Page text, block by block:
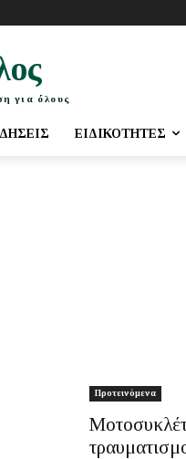
για όλους
ΕΙΔΙΚΌΤΗΤΕΣ
Προτεινόμενα